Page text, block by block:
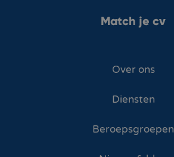
Match je cv
Over ons
Diensten
Beroepsgroepen